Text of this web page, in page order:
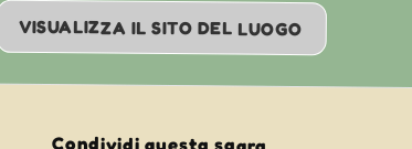
VISUALIZZA IL SITO DEL LUOGO